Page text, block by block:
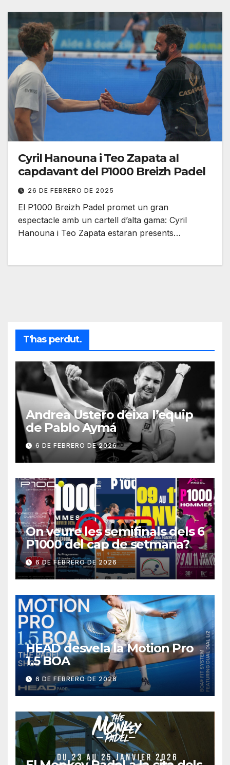
Cyril Hanouna i Teo Zapata al
capdavant del P1000 Breizh Padel
26 DE FEBRERO DE 2025
El P1000 Breizh Padel promet un gran
espectacle amb un cartell d’alta gama: Cyril
Hanouna i Teo Zapata estaran presents…
T'has perdut.
Andrea Ustero deixa l’equip
de Pablo Aymá
6 DE FEBRERO DE 2026
On veure les semifinals dels 6
P1000 del cap de setmana?
6 DE FEBRERO DE 2026
HEAD desvela la Motion Pro
1.5 BOA
6 DE FEBRERO DE 2026